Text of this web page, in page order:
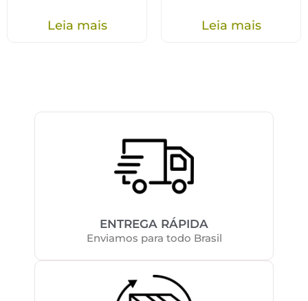
Leia mais Leia mais
ENTREGA RÁPIDA
Enviamos para todo Brasil